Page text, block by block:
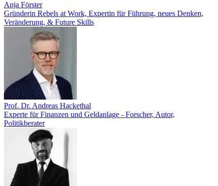
Anja Förster
Gründerin Rebels at Work, Expertin für Führung, neues Denken,
Veränderung, & Future Skills
Prof. Dr. Andreas Hackethal
Experte für Finanzen und Geldanlage - Forscher, Autor,
Politikberater